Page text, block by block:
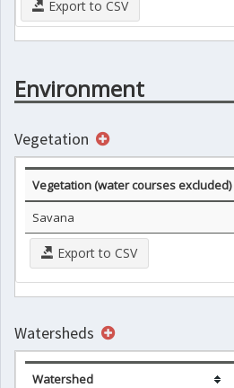
Export to CSV
Environment
Vegetation
Vegetation (water courses excluded)
Savana
Export to CSV
Watersheds
Watershed